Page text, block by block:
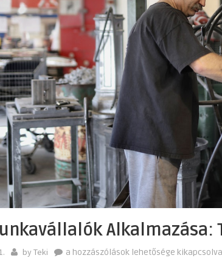
Alkalmazása:
by Teki
Külföldi
a hozzászólások lehetősége kikapcsolva